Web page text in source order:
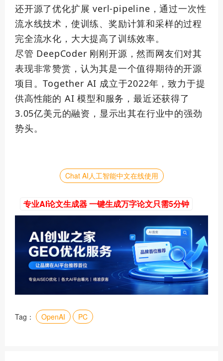
还开源了优化扩展 verl-pipeline，通过一次性
流水线技术，使训练、奖励计算和采样的过程
完全流水化，大大提高了训练效率。
尽管 DeepCoder 刚刚开源，然而网友们对其
表现非常赞赏，认为其是一个值得期待的开源
项目。Together AI 成立于2022年，致力于提
供高性能的 AI 模型和服务，最近还获得了
3.05亿美元的融资，显示出其在行业中的强劲
势头。
Chat AI人工智能中文在线使用
专业AI论文生成器 一键生成万字论文只需5分钟
Tag： OpenAI PC